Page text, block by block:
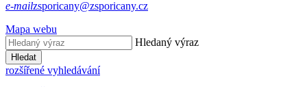
e-mailzsporicany@zsporicany.cz
Mapa webu
Hledaný výraz
Hledat
rozšířené vyhledávání